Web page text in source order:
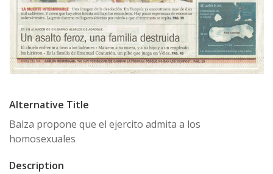
Alternative Title
Balza propone que el ejercito admita a los
homosexuales
Description